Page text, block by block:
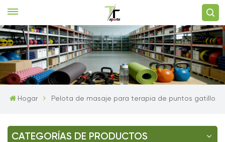
Hogar Pelota de masaje para terapia de puntos gatillo
CATEGORÍAS DE PRODUCTOS